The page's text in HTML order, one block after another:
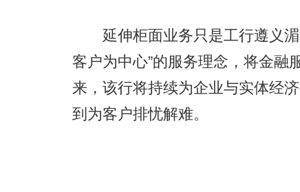
延伸柜面业务只是工行遵义湄
客户为中心”的服务理念，将金融
来，该行将持续为企业与实体经
到为客户排忧解难。